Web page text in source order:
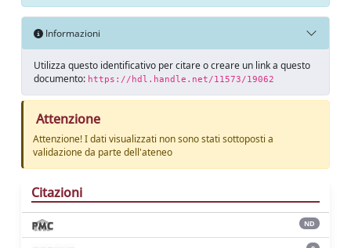
Informazioni
Utilizza questo identificativo per citare o creare un link a questo
documento: https://hdl.handle.net/11573/19062
Attenzione
Attenzione! I dati visualizzati non sono stati sottoposti a
validazione da parte dell'ateneo
Citazioni
ND